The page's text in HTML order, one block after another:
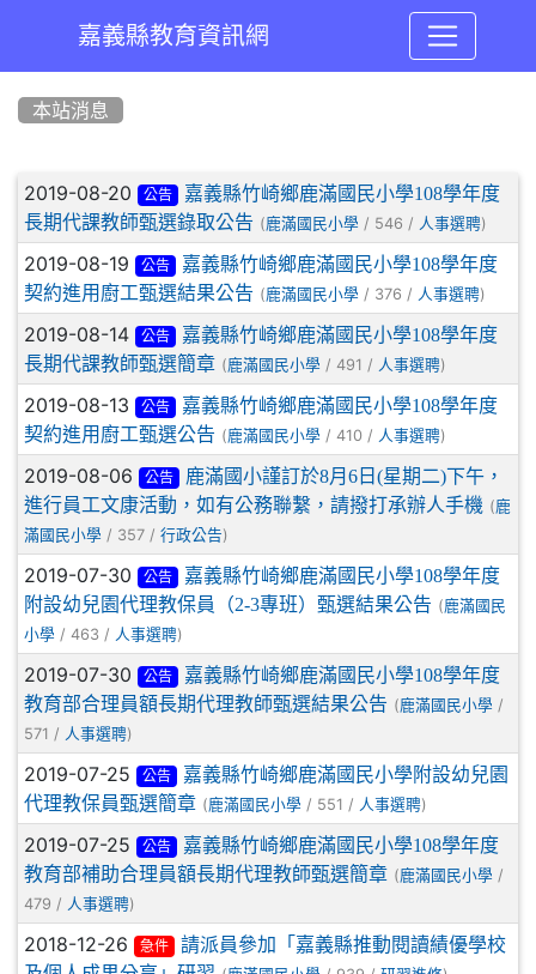
嘉義縣教育資訊網
本站消息
文章列表
2019-08-20 公告
嘉義縣竹崎鄉鹿滿國民小學108學年度
長期代課教師甄選錄取公告 (鹿滿國民小學 / 546 / 人事選聘)
2019-08-19 公告
嘉義縣竹崎鄉鹿滿國民小學108學年度
契約進用廚工甄選結果公告 (鹿滿國民小學 / 376 / 人事選聘)
2019-08-14 公告
嘉義縣竹崎鄉鹿滿國民小學108學年度
長期代課教師甄選簡章 (鹿滿國民小學 / 491 / 人事選聘)
2019-08-13 公告
嘉義縣竹崎鄉鹿滿國民小學108學年度
契約進用廚工甄選公告 (鹿滿國民小學 / 410 / 人事選聘)
2019-08-06 公告
鹿滿國小謹訂於8月6日(星期二)下午，
進行員工文康活動，如有公務聯繫，請撥打承辦人手機 (鹿
滿國民小學 / 357 / 行政公告)
2019-07-30 公告
嘉義縣竹崎鄉鹿滿國民小學108學年度
附設幼兒園代理教保員（2-3專班）甄選結果公告 (鹿滿國民
小學 / 463 / 人事選聘)
2019-07-30 公告
嘉義縣竹崎鄉鹿滿國民小學108學年度
教育部合理員額長期代理教師甄選結果公告 (鹿滿國民小學 /
571 / 人事選聘)
2019-07-25 公告
嘉義縣竹崎鄉鹿滿國民小學附設幼兒園
代理教保員甄選簡章 (鹿滿國民小學 / 551 / 人事選聘)
2019-07-25 公告
嘉義縣竹崎鄉鹿滿國民小學108學年度
教育部補助合理員額長期代理教師甄選簡章 (鹿滿國民小學 /
479 / 人事選聘)
2018-12-26 急件
請派員參加「嘉義縣推動閱讀績優學校